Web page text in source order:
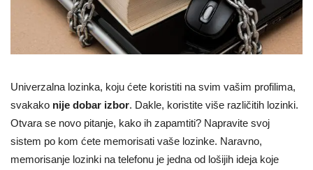
Univerzalna lozinka, koju ćete koristiti na svim vašim profilima,
svakako nije dobar izbor. Dakle, koristite više različitih lozinki.
Otvara se novo pitanje, kako ih zapamtiti? Napravite svoj
sistem po kom ćete memorisati vaše lozinke. Naravno,
memorisanje lozinki na telefonu je jedna od lošijih ideja koje